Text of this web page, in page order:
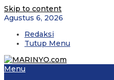
Skip to content
Agustus 6, 2026
Redaksi
Tutup Menu
Menu